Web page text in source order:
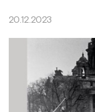
20.12.2023